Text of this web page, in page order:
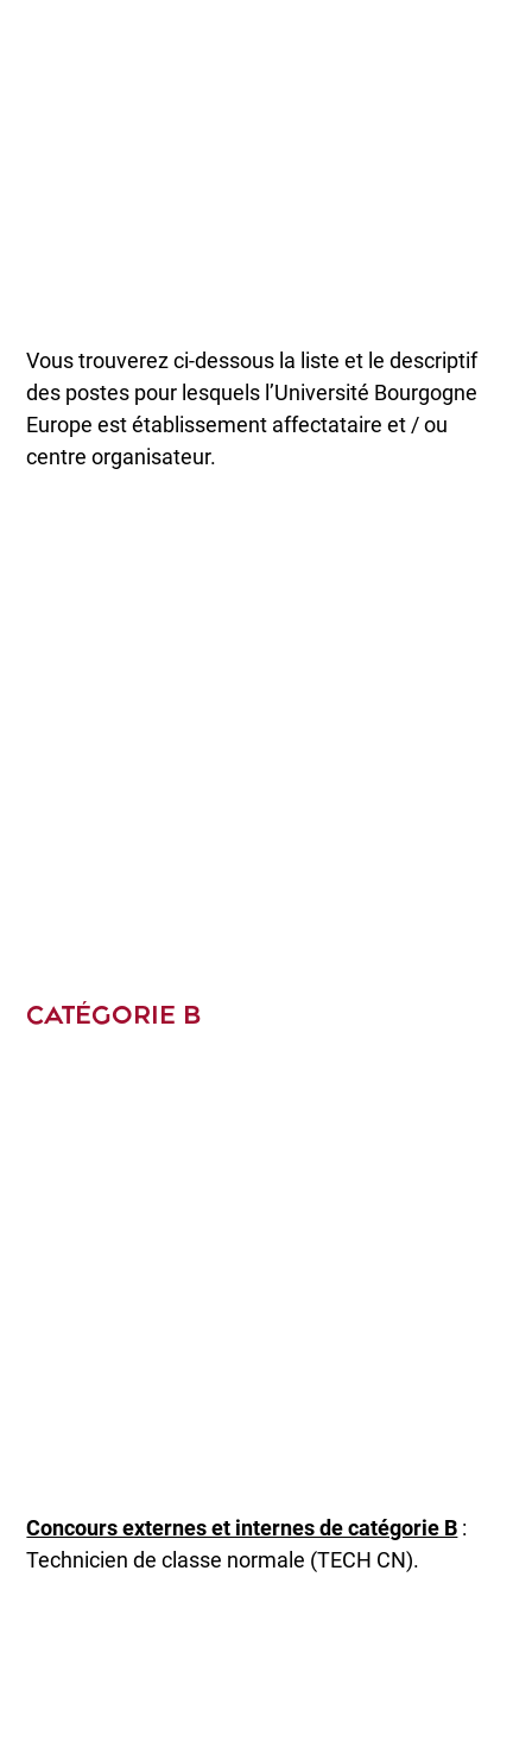
Vous trouverez ci-dessous la liste et le descriptif
des postes pour lesquels l’Université Bourgogne
Europe est établissement affectataire et / ou
centre organisateur.
CATÉGORIE B
Concours externes et internes de catégorie B :
Technicien de classe normale (TECH CN).